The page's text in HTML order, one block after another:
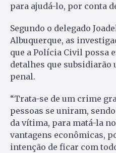
para ajudá-lo, por conta
Segundo o delegado
Albuquerque, as
que a Polícia Civil possa
detalhes que subsidiarão
penal.
“Trata-se de um crime
pessoas se uniram,
da vítima, para matá-la
vantagens econômicas,
intenção de ficar com